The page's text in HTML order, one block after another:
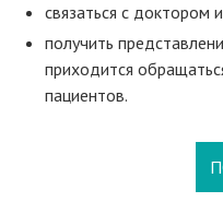
связаться с доктором
получить
приходится
пациентов.